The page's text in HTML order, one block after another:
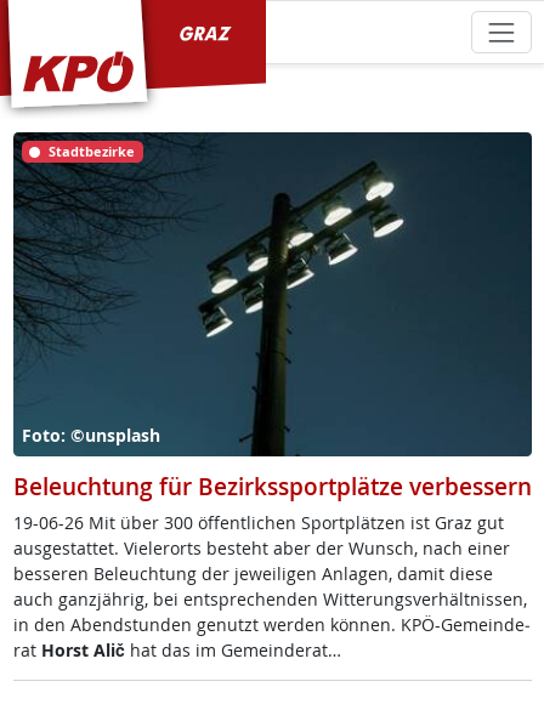
Stadtbezirke
Foto: ©unsplash
Beleuchtung für Bezirkssportplätze verbessern
19-06-26 Mit über 300 öf­f­ent­li­chen Sport­plät­zen ist Graz gut
aus­ge­stat­tet. Vie­ler­orts be­steht aber der Wunsch, nach ei­ner
bes­se­ren Be­leuch­tung der je­wei­li­gen An­la­gen, da­mit die­se
auch ganz­jäh­rig, bei ent­sp­re­chen­den Wit­te­rungs­ver­hält­nis­sen,
in den Abend­stun­den ge­nutzt wer­den kön­nen. KPÖ-Ge­mein­de­
rat Horst Alič hat das im Ge­mein­de­rat…